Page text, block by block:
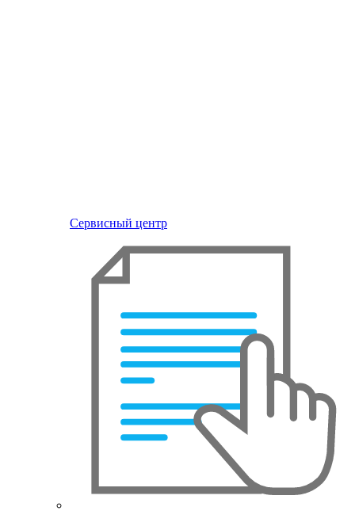
Сервисный центр